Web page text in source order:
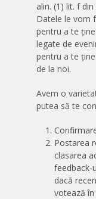
alin. (1) lit. f din
Datele le vom
pentru a te
legate de
pentru a te
de la noi.
Avem o
putea să te
Postarea
clasarea
feedback-
dacă
votează